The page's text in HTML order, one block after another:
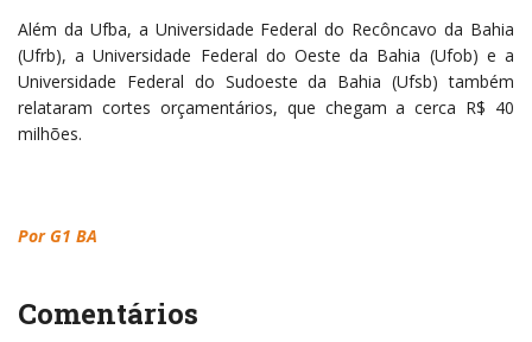
Além da Ufba, a Universidade Federal do Recôncavo da Bahia
(Ufrb), a Universidade Federal do Oeste da Bahia (Ufob) e a
Universidade Federal do Sudoeste da Bahia (Ufsb) também
relataram cortes orçamentários, que chegam a cerca R$ 40
milhões.
Por G1 BA
Comentários